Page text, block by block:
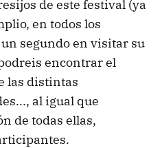
de este festival (ya
en todos los
segundo en visitar su
encontrar el
las distintas
al igual que
de todas ellas,